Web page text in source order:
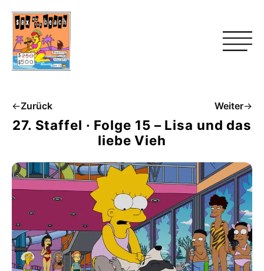
←Zurück Weiter→
27. Staffel · Folge 15 – Lisa und das
liebe Vieh